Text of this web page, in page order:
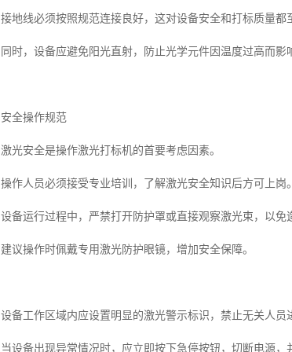
接地线必须按照规范连接良好，这对设备安全和打标质量都
同时，设备应避免阳光直射，防止光学元件因温度过高而影
安全操作规范
激光安全是操作激光打标机的首要考虑因素。
操作人员必须接受专业培训，了解激光安全知识后方可上岗。
设备运行过程中，严禁打开防护罩或直接观察激光束，以免
建议操作时佩戴专用激光防护眼镜，增加安全保障。
设备工作区域内应设置明显的激光警示标识，禁止无关人员
当设备出现异常情况时，应立即按下急停按钮，切断电源